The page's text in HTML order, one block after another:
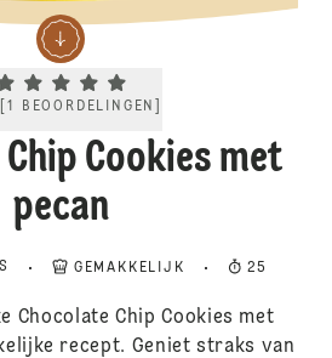
Current rating 5.0. Click to rate.
[1 BEOORDELINGEN
Cookies met
pecan
GEMAKKELIJK 25
Chocolate Chip Cookies met
recept. Geniet straks van